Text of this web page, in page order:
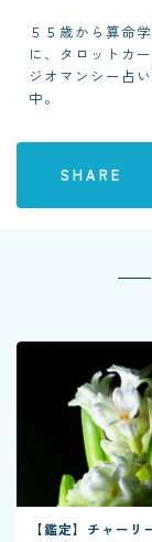
５５歳から算命
に、タロットカ
ジオマンシー占
中。
SHARE
【鑑定】チャーリ